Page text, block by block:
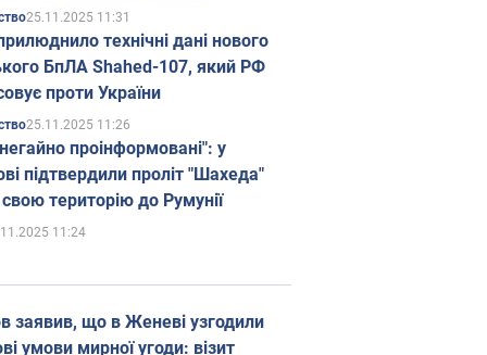
об'єктів Росії
25.11.2025 11:31
технічні дані нового
БпЛА Shahed-107, який РФ
проти України
25.11.2025 11:26
проінформовані": у
підтвердили проліт "Шахеда"
територію до Румунії
11:24
заявив, що в Женеві узгодили
умови мирної угоди: візит